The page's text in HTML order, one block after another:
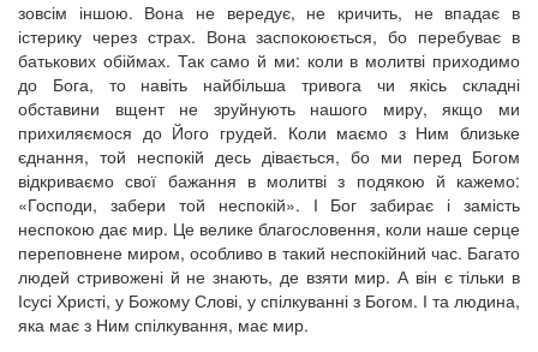
зовсім іншою. Вона не вередує, не кричить, не впадає в
істерику через страх. Вона заспокоюється, бо перебуває в
батькових обіймах. Так само й ми: коли в молитві приходимо
до Бога, то навіть найбільша тривога чи якісь складні
обставини вщент не зруйнують нашого миру, якщо ми
прихиляємося до Його грудей. Коли маємо з Ним близьке
єднання, той неспокій десь дівається, бо ми перед Богом
відкриваємо свої бажання в молитві з подякою й кажемо:
«Господи, забери той неспокій». І Бог забирає і замість
неспокою дає мир. Це велике благословення, коли наше серце
переповнене миром, особливо в такий неспокійний час. Багато
людей стривожені й не знають, де взяти мир. А він є тільки в
Ісусі Христі, у Божому Слові, у спілкуванні з Богом. І та людина,
яка має з Ним спілкування, має мир.